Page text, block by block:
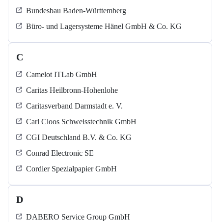
Bundesbau Baden-Württemberg
Büro- und Lagersysteme Hänel GmbH & Co. KG
C
Camelot ITLab GmbH
Caritas Heilbronn-Hohenlohe
Caritasverband Darmstadt e. V.
Carl Cloos Schweisstechnik GmbH
CGI Deutschland B.V. & Co. KG
Conrad Electronic SE
Cordier Spezialpapier GmbH
D
DABERO Service Group GmbH